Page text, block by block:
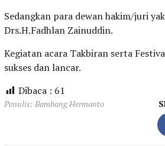
Sedangkan para dewan hakim/juri
Drs.H.Fadhlan Zainuddin.
Kegiatan acara Takbiran serta
sukses dan lancar.
Dibaca : 61
Penulis: Bambang Hermanto